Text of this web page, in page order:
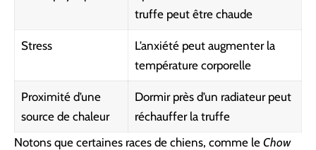
truffe peut être chaude
Stress
L’anxiété peut augmenter la
température corporelle
Proximité d’une
source de chaleur
Dormir près d’un radiateur peut
réchauffer la truffe
Notons que certaines races de chiens, comme le Chow